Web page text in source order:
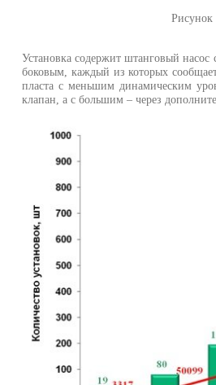
Рисунок
Установка содержит штанговый
боковым, каждый из которых
пласта с меньшим динамическим
клапан, а с большим – через